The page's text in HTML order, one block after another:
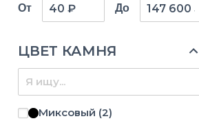
От До
ЦВЕТ КАМНЯ
Миксовый (2)